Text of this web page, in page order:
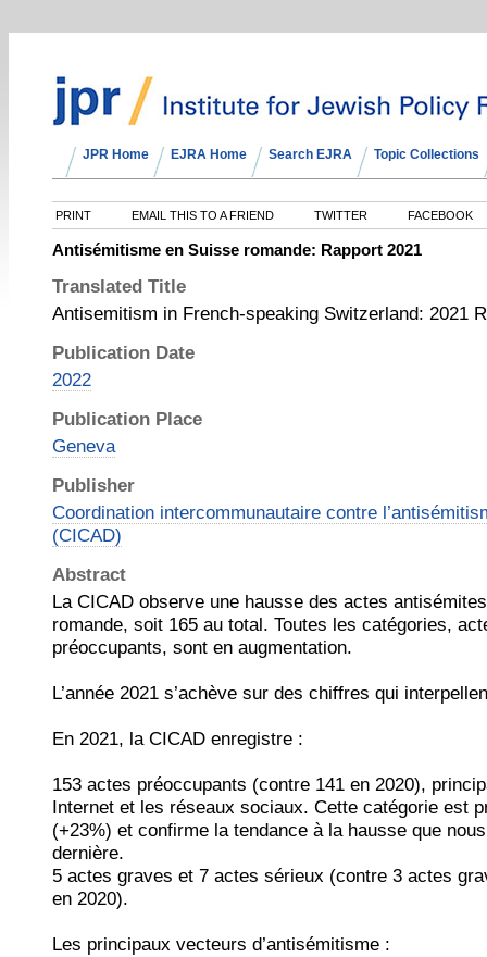
JPR Home EJRA Home Search EJRA Topic Collections
PRINT EMAIL THIS TO A FRIEND TWITTER FACEBOOK
Antisémitisme en Suisse romande: Rapport 2021
Translated Title
Antisemitism in French-speaking Switzerland: 2021
Publication Date
2022
Publication Place
Geneva
Publisher
Coordination intercommunautaire contre
(CICAD)
Abstract
La CICAD observe une hausse des actes
romande, soit 165 au total. Toutes les catégories,
préoccupants, sont en augmentation.
L’année 2021 s’achève sur des chiffres qui
En 2021, la CICAD enregistre :
153 actes préoccupants (contre 141 en 2020),
Internet et les réseaux sociaux. Cette catégorie est
(+23%) et confirme la tendance à la hausse que
dernière.
5 actes graves et 7 actes sérieux (contre 3 actes
en 2020).
Les principaux vecteurs d’antisémitisme :